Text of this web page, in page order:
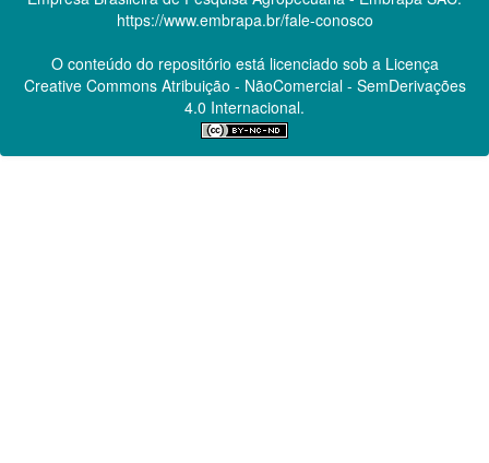
https://www.embrapa.br/fale-conosco
O conteúdo do repositório está licenciado sob a Licença
Creative CommonsAtribuição - NãoComercial - SemDerivações
4.0 Internacional.